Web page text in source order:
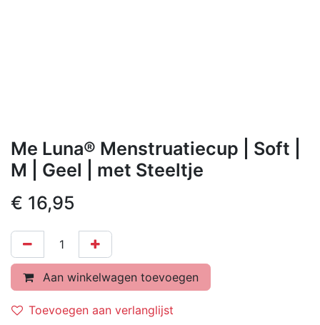
Me Luna® Menstruatiecup | Soft |
M | Geel | met Steeltje
€ 16,95
Aan winkelwagen toevoegen
Toevoegen aan verlanglijst